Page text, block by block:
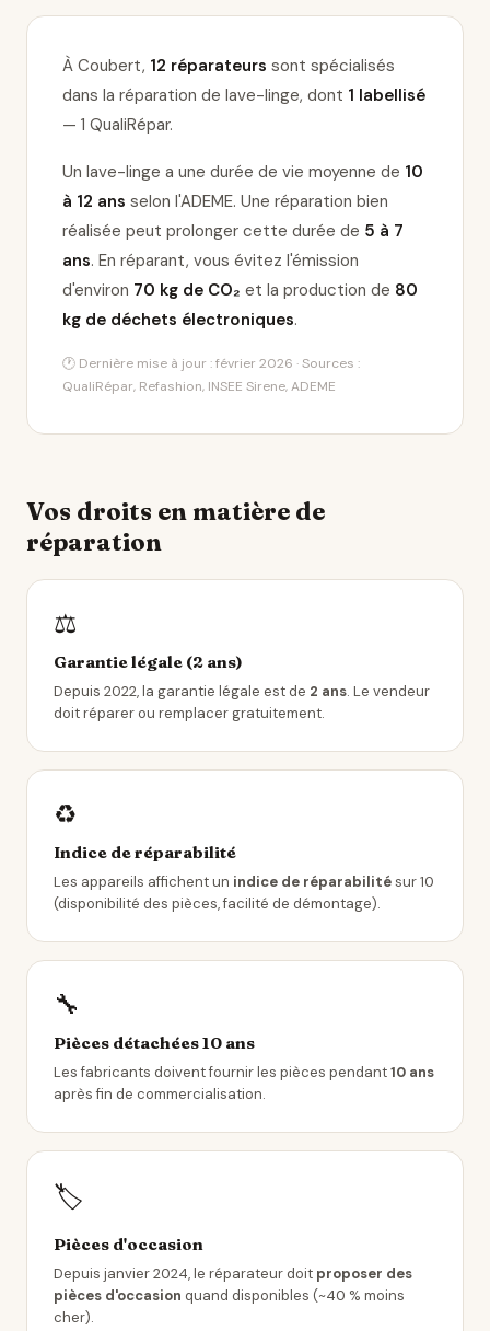
À Coubert, 12 réparateurs sont spécialisés
dans la réparation de lave-linge, dont 1 labellisé
— 1 QualiRépar.
Un lave-linge a une durée de vie moyenne de 10
à 12 ans selon l'ADEME. Une réparation bien
réalisée peut prolonger cette durée de 5 à 7
ans. En réparant, vous évitez l'émission
d'environ 70 kg de CO₂ et la production de 80
kg de déchets électroniques.
🕐 Dernière mise à jour : février 2026 · Sources :
QualiRépar, Refashion, INSEE Sirene, ADEME
Vos droits en matière de
réparation
⚖️
Garantie légale (2 ans)
Depuis 2022, la garantie légale est de 2 ans. Le vendeur
doit réparer ou remplacer gratuitement.
♻️
Indice de réparabilité
Les appareils affichent un indice de réparabilitésur 10
(disponibilité des pièces, facilité de démontage).
🔧
Pièces détachées 10 ans
Les fabricants doivent fournir les pièces pendant10 ans
après fin de commercialisation.
🏷️
Pièces d'occasion
Depuis janvier 2024, le réparateur doit proposer des
pièces d'occasion quand disponibles (~40 % moins
cher).